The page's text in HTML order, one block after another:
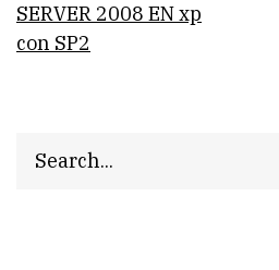
traversal
links
campos
SERVER 2008 EN xp
con SP2